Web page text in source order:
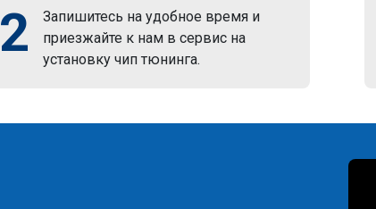
2
Запишитесь на удобное время и
приезжайте к нам в сервис на
установку чип тюнинга.